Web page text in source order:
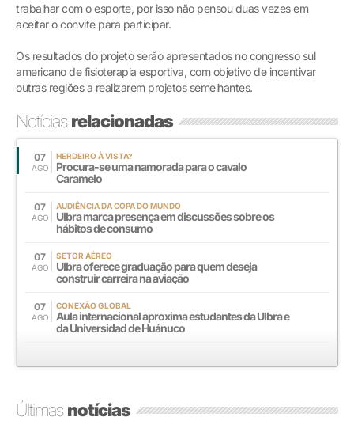
trabalhar com o esporte, por isso não pensou duas vezes em
aceitar o convite para participar.
Os resultados do projeto serão apresentados no congresso sul
americano de fisioterapia esportiva, com objetivo de incentivar
outras regiões a realizarem projetos semelhantes.
Notíciasrelacionadas
07
AGO
HERDEIRO À VISTA?
Procura-se uma namorada para o cavalo
Caramelo
07
AGO
AUDIÊNCIA DA COPA DO MUNDO
Ulbra marca presença em discussões sobre os
hábitos de consumo
07
AGO
SETOR AÉREO
Ulbra oferece graduação para quem deseja
construir carreira na aviação
07
AGO
CONEXÃO GLOBAL
Aula internacional aproxima estudantes da Ulbra e
da Universidad de Huánuco
Últimasnotícias